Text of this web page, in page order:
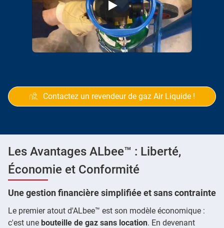
Contactez un revendeur de gaz Air Liquide !
Les Avantages ALbee™ : Liberté,
Économie et Conformité
Une gestion financière simplifiée et sans contrainte
Le premier atout d'ALbee™ est son modèle économique :
c'est une bouteille de gaz sans location. En devenant